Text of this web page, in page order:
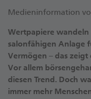
Medieninformation
Wertpapiere
salonfähigen Anlage
Vermögen – das
Vor allem
diesen Trend. Doch
immer mehr